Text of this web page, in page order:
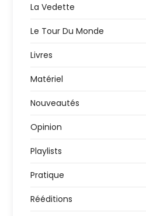
La Vedette
Le Tour Du Monde
Livres
Matériel
Nouveautés
Opinion
Playlists
Pratique
Rééditions